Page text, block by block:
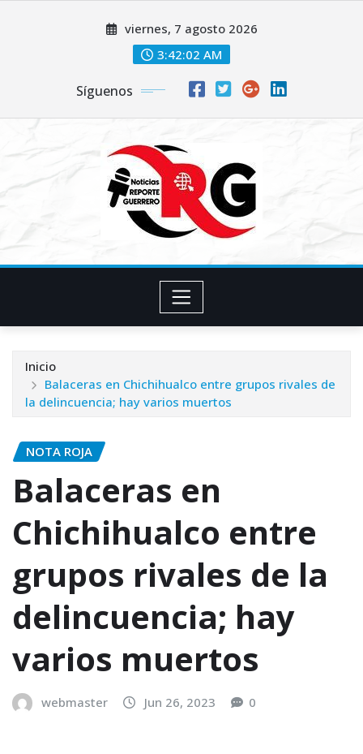
viernes, 7 agosto 2026
3:42:03 AM
Síguenos
Inicio
Balaceras en Chichihualco entre grupos rivales de
la delincuencia; hay varios muertos
NOTA ROJA
Balaceras en
Chichihualco entre
grupos rivales de la
delincuencia; hay
varios muertos
webmaster Jun 26, 2023 0